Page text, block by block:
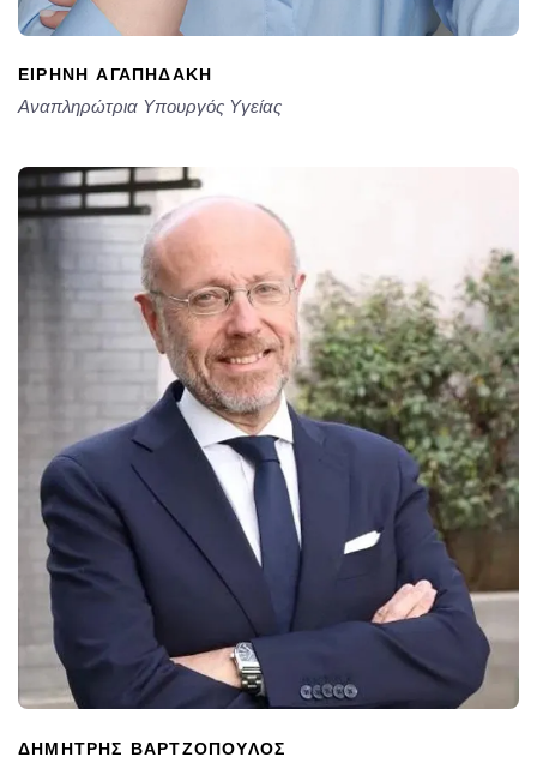
ΕΙΡΉΝΗ ΑΓΑΠΗΔΆΚΗ
Αναπληρώτρια Υπουργός Υγείας
ΔΗΜΉΤΡΗΣ ΒΑΡΤΖΌΠΟΥΛΟΣ